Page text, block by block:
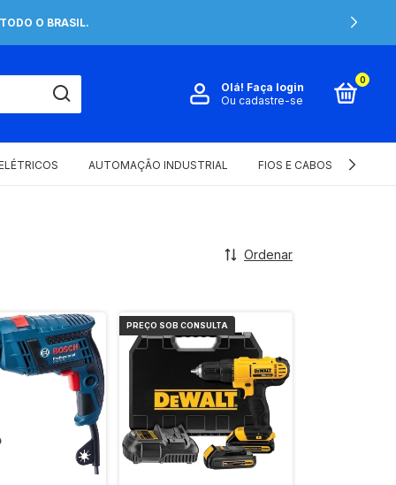
O BRASIL.
Olá! Faça login
Ou cadastre-se
0
AUTOMAÇÃO INDUSTRIAL FIOS E CABOS ELÉTRICOS
Ordenar